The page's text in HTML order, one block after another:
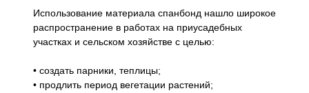
Использование материала спанбонд нашло широкое
распространение в работах на приусадебных
участках и сельском хозяйстве с целью:
• создать парники, теплицы;
• продлить период вегетации растений;